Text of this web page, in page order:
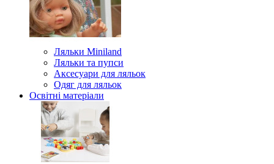
Ляльки Miniland
Ляльки та пупси
Аксесуари для ляльок
Одяг для ляльок
Освітні матеріали